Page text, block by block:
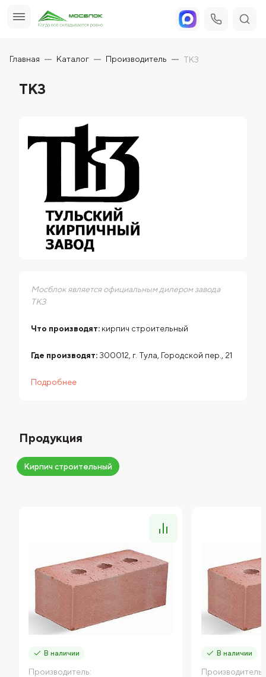
Главная Каталог Производитель ТКЗ
ТКЗ
Мосблок является официальным дилером завода
ТКЗ
Что производят: кирпич строительный
Где производят: 300012, г. Тула, Городской пер., 21
Подробнее
Продукция
Кирпич строительный
В наличии
Производитель:
В наличии
Производитель: